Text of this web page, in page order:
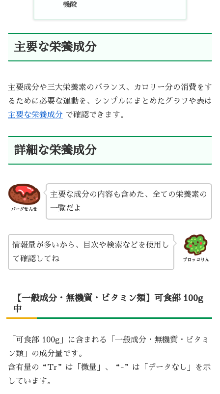
機酸
主要な栄養成分
主要成分や三大栄養素のバランス、カロリー分の消費をす
るために必要な運動を、シンプルにまとめたグラフや表は
主要な栄養成分 で確認できます。
詳細な栄養成分
バーグせんせ
主要な成分の内容も含めた、全ての栄養素の
一覧だよ
ブロッコりん
情報量が多いから、目次や検索などを使用し
て確認してね
【一般成分・無機質・ビタミン類】可食部 100g
中
「可食部 100g」に含まれる「一般成分・無機質・ビタミ
ン類」の成分量です。
含有量の“Tr”は「微量」、“-”は「データなし」を示
しています。